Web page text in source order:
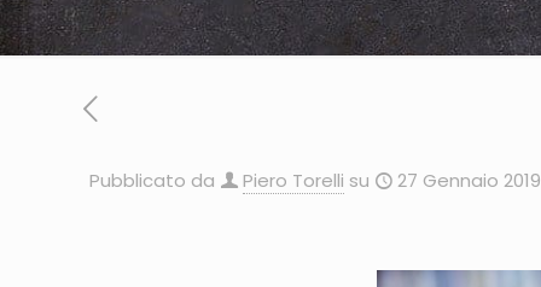
Pubblicato da Piero Torelli su 27 Gennaio 2019